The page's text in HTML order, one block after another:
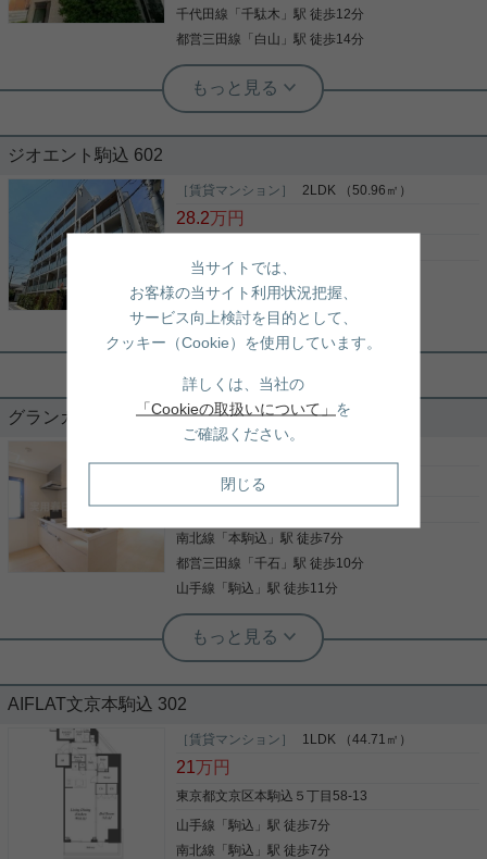
詳細を見る
千代田線 「千駄木 」駅 徒歩12分
都営三田線 「 白山 」駅 徒歩14分
実用春日ホーム 白山店 西野健太
振り分けたいプの2LDK★角部屋で収
取り♪ リビングと寝室も振分けで離れているため、
帰宅時間の異なるお二人にもお勧めです。 浴室乾
燥、セミオートバス、グリル付きIHキッチン、豊富
ですので、お子様のいるご家庭にもおすすめです。
ご入居は8月下旬から可能予定です。 夏休み中にお
引っ越しをご希望の方も間に合うかもしれません。
気になる方は是非お早めに！ 白山店までお問合せ下
さいませ。
写真(9)
ジオエント駒込 602
［賃貸マンション］ 2LDK （50.96㎡）
28.2万円
山手線 「駒込
」駅 徒歩6分
都営三田線「千石 」駅 徒歩13分
実用春日ホーム 富坂サテライト 金子瑠茄
礼金がゼロなため、初期費用がお得な物件☆ 駒込駅
飼育も相談可能▽・ｗ・▽ 気になった方はお気軽に
ご連絡ください。 お問い合わせお待ちしておりま
す。
写真(9)
詳細を見る
グランカーサ本駒込 301
万円
東京都文京区本駒込３丁目30-3
南北線 「本駒込 」駅 徒歩7分
都営三田線 「千石 」駅 徒歩10分
山手線 「駒込 」駅 徒歩11分
根津駅前センター（実用根津ホーム株式会社 根津駅前センター） スタ
ッフ小西
ペットと暮らせる２LDKタイプ
ペット飼育可能なファミリー物件のご紹介！ ペット
は小型犬又は猫2匹まで相談可能です 設備も充実 ◇
リビング・ダイニング部分には床暖房で足下からぽ
かぽか ◇食洗機付カウンターキッチン ◇追炊浴槽、
ンターネット使用料不要！ 《セキュリティも充実
♪》 ・オートロック ・セキュリティシステム ・防犯
写真(9)
AIFLAT文京本駒込 302
［賃貸マンション］ 1LDK （44.71㎡）
21万円
東京都文京区本駒込５丁目58-13
山手線 「駒込 」駅 徒歩7分
南北線 「駒込 」駅 徒歩7分
当サイトでは、
お客様の当サイト利用状況把握、
サービス向上検討を目的として、
クッキー（Cookie）を使用しています。
詳しくは、当社の
「Cookieの取扱いについて」 を
ご確認ください。
閉じる